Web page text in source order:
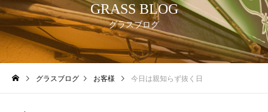
GRASS BLOG
グラスブログ
グラスブログ お客様 今日は親知らず抜く日